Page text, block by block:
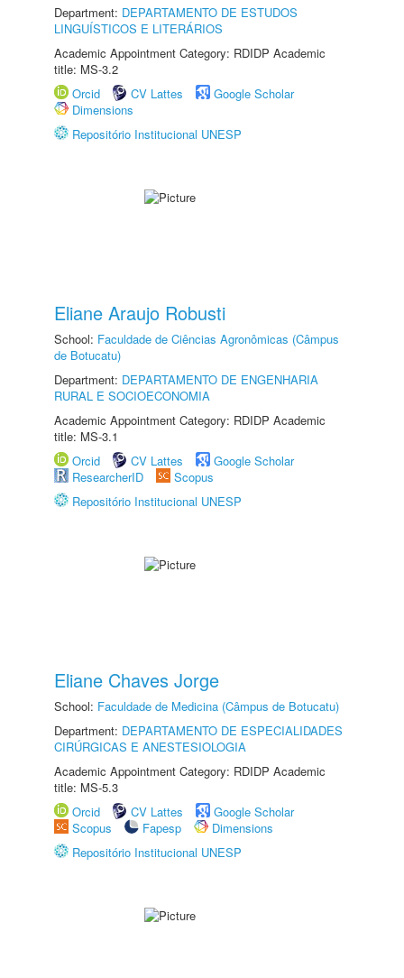
Department: DEPARTAMENTO DE ESTUDOS
LINGUÍSTICOS E LITERÁRIOS
Academic Appointment Category: RDIDP Academic
title: MS-3.2
Orcid
CV Lattes
Google Scholar
Dimensions
Repositório Institucional UNESP
Eliane Araujo Robusti
School: Faculdade de Ciências Agronômicas (Câmpus
de Botucatu)
Department: DEPARTAMENTO DE ENGENHARIA
RURAL E SOCIOECONOMIA
Academic Appointment Category: RDIDP Academic
title: MS-3.1
Orcid
CV Lattes
Google Scholar
ResearcherID
Scopus
Repositório Institucional UNESP
Eliane Chaves Jorge
School: Faculdade de Medicina (Câmpus de Botucatu)
Department: DEPARTAMENTO DE ESPECIALIDADES
CIRÚRGICAS E ANESTESIOLOGIA
Academic Appointment Category: RDIDP Academic
title: MS-5.3
Orcid
CV Lattes
Google Scholar
Scopus
Fapesp
Dimensions
Repositório Institucional UNESP